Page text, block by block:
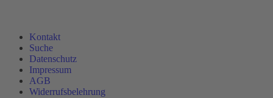
Kontakt
Suche
Datenschutz
Impressum
AGB
Widerrufsbelehrung